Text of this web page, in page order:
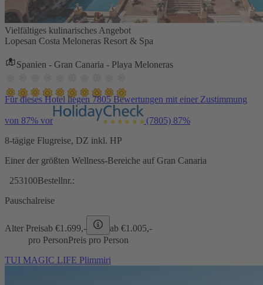
Vielfältiges kulinarisches Angebot
Lopesan Costa Meloneras Resort & Spa
Spanien - Gran Canaria - Playa Meloneras
Für dieses Hotel liegen 7805 Bewertungen mit einer Zustimmung
von 87% vor (7805) 87%
8-tägige Flugreise, DZ inkl. HP
Einer der größten Wellness-Bereiche auf Gran Canaria
253100Bestellnr.:
Pauschalreise
Alter Preisab €1.699,- ab €1.005,-
pro PersonPreis pro Person
TUI MAGIC LIFE Plimmiri